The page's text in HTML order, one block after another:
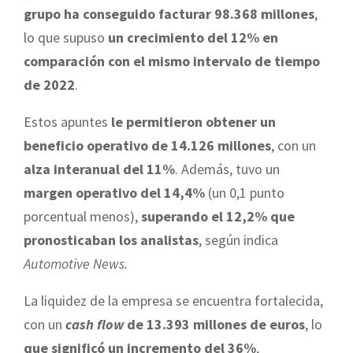
grupo ha conseguido facturar 98.368 millones,
lo que supuso un crecimiento del 12% en
comparación con el mismo intervalo de tiempo
de 2022.
Estos apuntes le permitieron obtener un
beneficio operativo de 14.126 millones, con un
alza interanual del 11%. Además, tuvo un
margen operativo del 14,4% (un 0,1 punto
porcentual menos),superando el 12,2% que
pronosticaban los analistas, según indica
Automotive News.
La liquidez de la empresa se encuentra fortalecida,
con un cash flowde 13.393 millones de euros, lo
que significó un incremento del 36%,